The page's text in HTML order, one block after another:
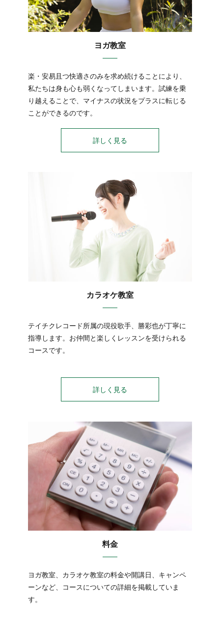
ヨガ教室
楽・安易且つ快適さのみを求め続けることにより、
私たちは身も心も弱くなってしまいます。試練を乗
り越えることで、マイナスの状況をプラスに転じる
ことができるのです。
詳しく見る
カラオケ教室
テイチクレコード所属の現役歌手、勝彩也が丁寧に
指導します。お仲間と楽しくレッスンを受けられる
コースです。
詳しく見る
料金
ヨガ教室、カラオケ教室の料金や開講日、キャンペ
ーンなど、コースについての詳細を掲載していま
す。